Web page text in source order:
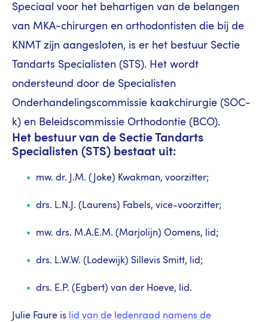
Speciaal voor het behartigen van de belangen
van MKA-chirurgen en orthodontisten die bij de
KNMT zijn aangesloten, is er het bestuur Sectie
Tandarts Specialisten (STS). Het wordt
ondersteund door de Specialisten
Onderhandelingscommissie kaakchirurgie (SOC-
k) en Beleidscommissie Orthodontie (BCO).
Het bestuur van de Sectie Tandarts
Specialisten (STS) bestaat uit:
mw. dr. J.M. (Joke) Kwakman, voorzitter;
drs. L.N.J. (Laurens) Fabels, vice-voorzitter;
mw. drs. M.A.E.M. (Marjolijn) Oomens, lid;
drs. L.W.W. (Lodewijk) Sillevis Smitt, lid;
drs. E.P. (Egbert) van der Hoeve, lid.
Julie Faure is lid van de ledenraad namens de